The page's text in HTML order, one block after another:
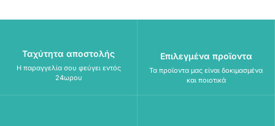
Ταχύτητα αποστολής
Η παραγγελία σου φεύγει εντός
24ωρου
Επιλεγμένα προϊοντα
Τα προϊοντα μας είναι δοκιμασμένα
και ποιοτικά